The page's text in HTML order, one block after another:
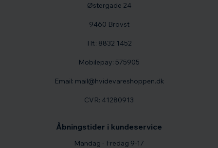
Østergade 24
9460 Brovst
Tlf.: 8832 1452
Mobilepay: 575905
Email: mail@hvidevareshoppen.dk
CVR: 41280913
Åbningstider i kundeservice
Mandag - Fredag 9-17